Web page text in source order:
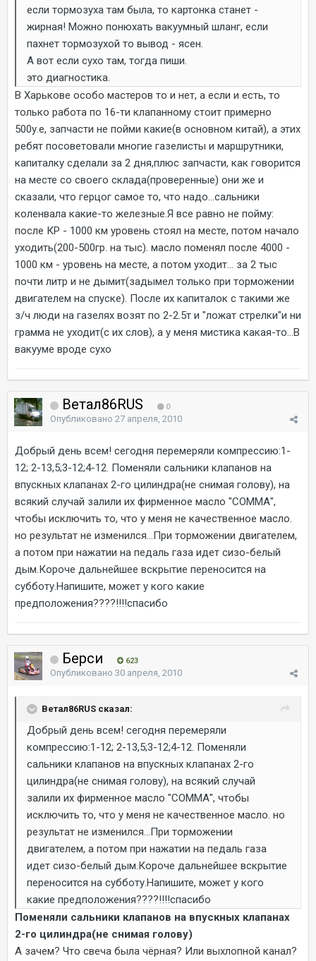
если тормозуха там была, то картонка станет -
жирная! Можно понюхать вакуумный шланг, если
пахнет тормозухой то вывод - ясен.
А вот если сухо там, тогда пиши.
это диагностика.
В Харькове особо мастеров то и нет, а если и есть, то
только работа по 16-ти клапанному стоит примерно
500у.е, запчасти не пойми какие(в основном китай), а этих
ребят посоветовали многие газелисты и маршрутники,
капиталку сделали за 2 дня,плюс запчасти, как говорится
на месте со своего склада(проверенные) они же и
сказали, что герцог самое то, что надо...сальники
коленвала какие-то железные.Я все равно не пойму:
после КР - 1000 км уровень стоял на месте, потом начало
уходить(200-500гр. на тыс). масло поменял после 4000 -
1000 км - уровень на месте, а потом уходит... за 2 тыс
почти литр и не дымит(задымел только при торможении
двигателем на спуске). После их капиталок с такими же
з/ч люди на газелях возят по 2-2.5т и "ложат стрелки"и ни
грамма не уходит(с их слов), а у меня мистика какая-то...В
вакууме вроде сухо
Ветал86RUS 0
Опубликовано 27 апреля, 2010
Добрый день всем! сегодня перемеряли компрессию:1-
12; 2-13,5;3-12;4-12. Поменяли сальники клапанов на
впускных клапанах 2-го цилиндра(не снимая голову), на
всякий случай залили их фирменное масло "СОММА",
чтобы исключить то, что у меня не качественное масло.
но результат не изменился...При торможении двигателем,
а потом при нажатии на педаль газа идет сизо-белый
дым.Короче дальнейшее вскрытие переносится на
субботу.Напишите, может у кого какие
предположения????!!!!спасибо
Берси 623
Опубликовано 30 апреля, 2010
Ветал86RUS сказал:
Добрый день всем! сегодня перемеряли
компрессию:1-12; 2-13,5;3-12;4-12. Поменяли
сальники клапанов на впускных клапанах 2-го
цилиндра(не снимая голову), на всякий случай
залили их фирменное масло "СОММА", чтобы
исключить то, что у меня не качественное масло. но
результат не изменился...При торможении
двигателем, а потом при нажатии на педаль газа
идет сизо-белый дым.Короче дальнейшее вскрытие
переносится на субботу.Напишите, может у кого
какие предположения????!!!!спасибо
Поменяли сальники клапанов на впускных клапанах
2-го цилиндра(не снимая голову)
А зачем? Что свеча была чёрная? Или выхлопной канал?